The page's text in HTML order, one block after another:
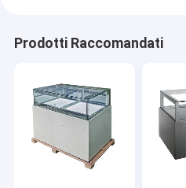
Prodotti Raccomandati